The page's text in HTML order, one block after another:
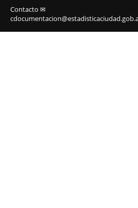
Contacto ✉